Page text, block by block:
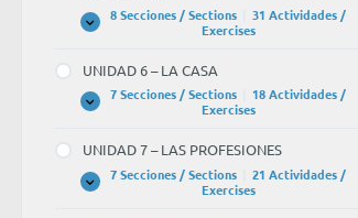
Expandir
UNIDAD
OBJETOS
Y
ACCIONES
8 Secciones / Sections
31 Actividades /
Exercises
UNIDAD 6 – LA CASA
Expandir
UNIDAD
LA
CASA
7 Secciones / Sections
18 Actividades /
Exercises
UNIDAD 7 – LAS PROFESIONES
Expandir
UNIDAD
7 Secciones / Sections
21 Actividades /
Exercises